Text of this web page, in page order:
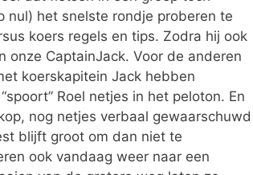
nul) het snelste rondje proberen te
koers regels en tips. Zodra hij ook
onze CaptainJack. Voor de anderen
koerskapitein Jack hebben
Roel netjes in het peloton. En
nog netjes verbaal gewaarschuwd
blijft groot om dan niet te
ook vandaag weer naar een